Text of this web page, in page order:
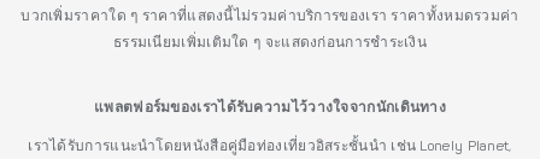
บวกเพิ่มราคาใด ๆ ราคาที่แสดงนี้ไม่รวมค่าบริการของเรา ราคาทั้งหมดรวมค่า
ธรรมเนียมเพิ่มเติมใด ๆ จะแสดงก่อนการชำระเงิน
แพลตฟอร์มของเราได้รับความไว้วางใจจากนักเดินทาง
เราได้รับการแนะนำโดยหนังสือคู่มือท่องเที่ยวอิสระชั้นนำ เช่น Lonely Planet,